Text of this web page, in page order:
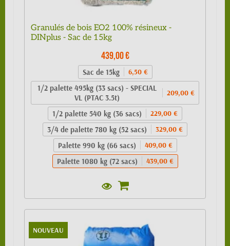
Granulés de bois EO2 100% résineux -
DINplus - Sac de 15kg
439,00 €
Sac de 15kg 6,50 €
1/2 palette 495kg (33 sacs) - SPECIAL
VL (PTAC 3.5t)
209,00 €
1/2 palette 540 kg (36 sacs) 229,00 €
3/4 de palette 780 kg (52 sacs) 329,00 €
Palette 990 kg (66 sacs) 409,00 €
Palette 1080 kg (72 sacs) 439,00 €
NOUVEAU